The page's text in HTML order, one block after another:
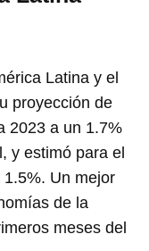
Latina y el
proyección de
2023 a un 1.7%
y estimó para el
Un mejor
de la
meses del